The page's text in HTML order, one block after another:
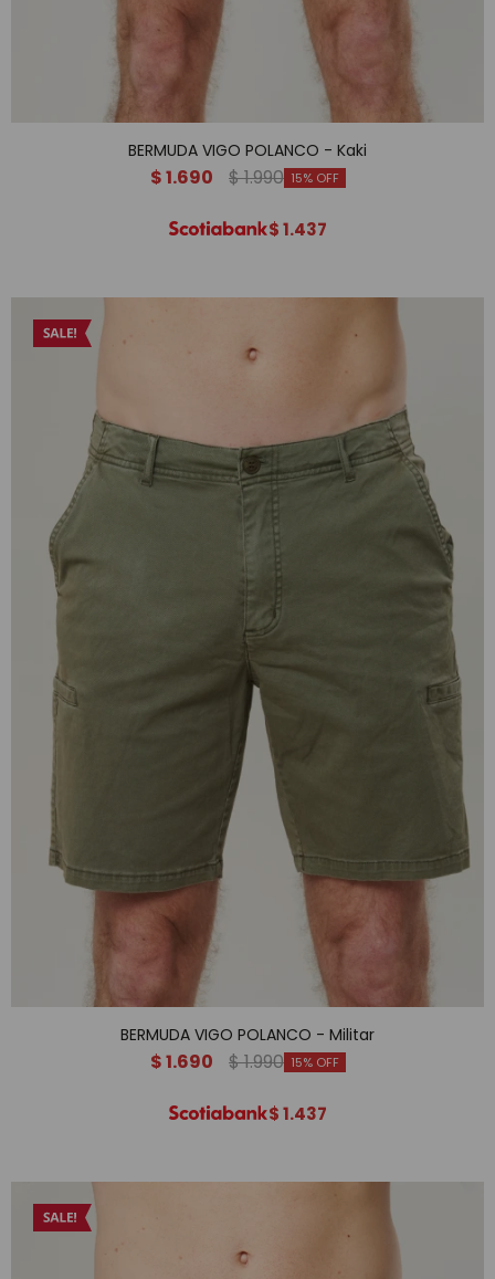
BERMUDA VIGO POLANCO - Kaki
$1.690 $1.990 15
$1.437
BERMUDA VIGO POLANCO - Militar
$1.690 $1.990 15
$1.437